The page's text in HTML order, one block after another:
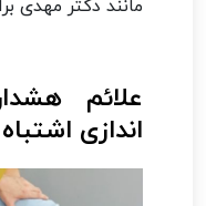
علائم
اندازی اشتباه